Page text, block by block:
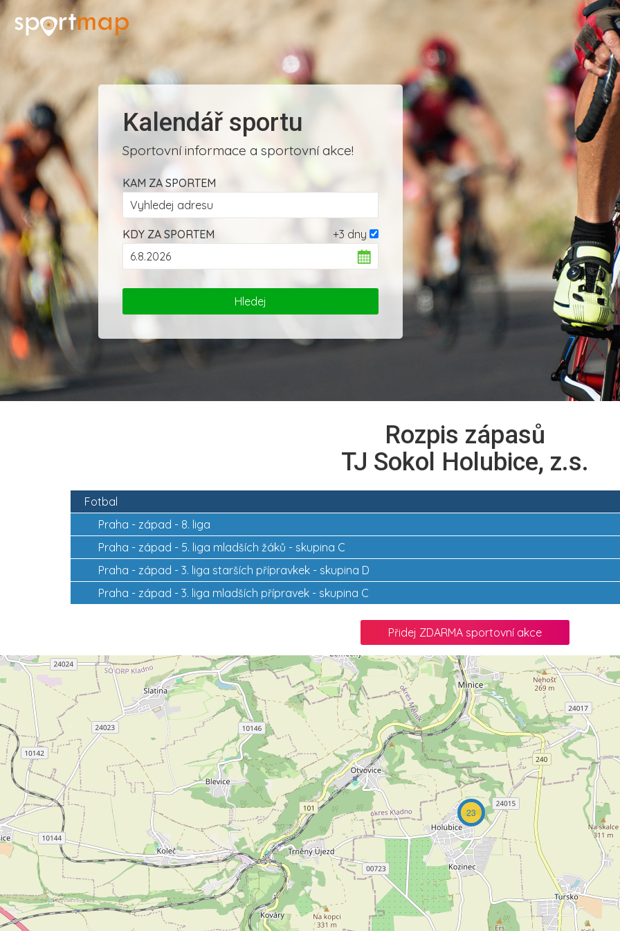
Kalendář sportu
Sportovní informace a sportovní akce!
KAM ZA SPORTEM
+3 dny
KDY ZA SPORTEM
Rozpis zápasů
TJ Sokol Holubice, z.s.
Fotbal
Praha - západ - 8. liga
Praha - západ - 5. liga mladších žáků - skupina C
Praha - západ - 3. liga starších přípravkek - skupina D
Praha - západ - 3. liga mladších přípravek - skupina C
Přidej ZDARMA sportovní akce
23